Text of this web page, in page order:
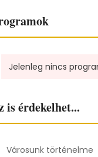
Jelenleg nincs
is érdekelhet...
Városunk történelme